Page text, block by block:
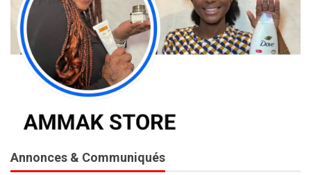
Annonces & Communiqués